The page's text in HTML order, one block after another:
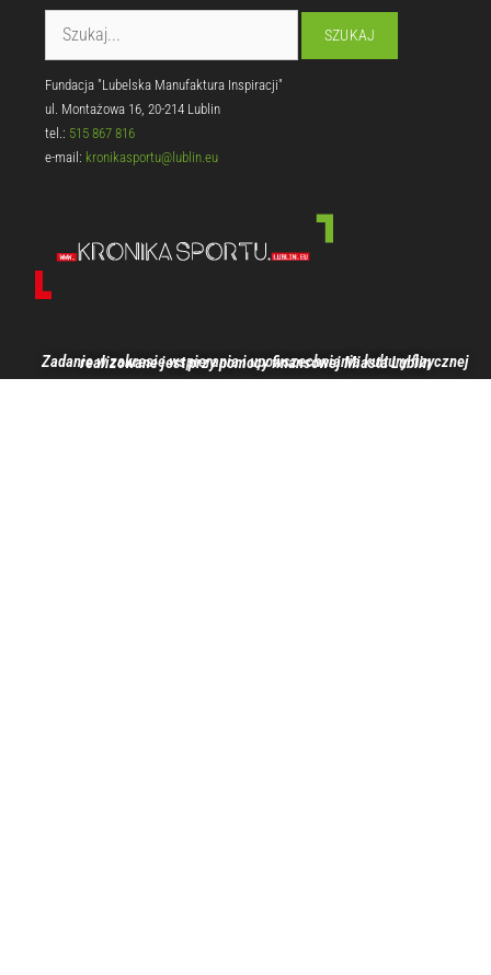
Fundacja "Lubelska Manufaktura Inspiracji"
ul. Montażowa 16, 20-214 Lublin
tel.: 515 867 816
e-mail: kronikasportu@lublin.eu
Zadanie w zakresie wspierania i upowszechniania kultury fizycznej realizowane jest przy pomocy finansowej Miasta Lublin